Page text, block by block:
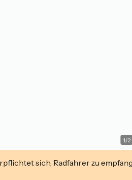
1/2
sich, Radfahrer zu